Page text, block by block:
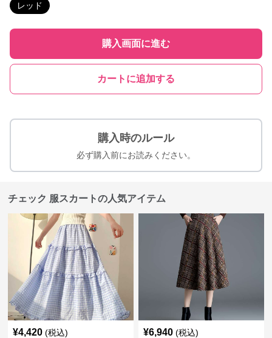
レッド
購入画面に進む
カートに追加する
購入時のルール
必ず購入前にお読みください。
チェック 服スカートの人気アイテム
¥4,420 (税込) ¥6,940 (税込)